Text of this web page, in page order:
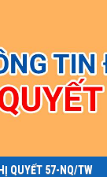
QUYẾT 57-NQ/TW